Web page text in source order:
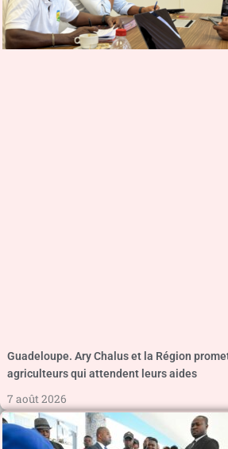
Guadeloupe. Ary Chalus et la Région
agriculteurs qui attendent leurs aides
7 août 2026